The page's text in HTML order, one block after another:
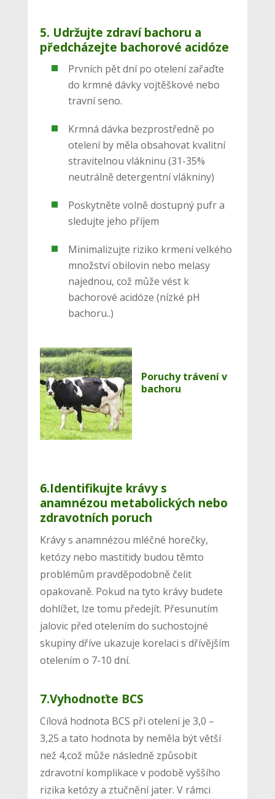
5. Udržujte zdraví bachoru a
předcházejte bachorové acidóze
Prvních pět dní po otelení zařaďte
do krmné dávky vojtěškové nebo
travní seno.
Krmná dávka bezprostředně po
otelení by měla obsahovat kvalitní
stravitelnou vlákninu (31-35%
neutrálně detergentní vlákniny)
Poskytněte volně dostupný pufr a
sledujte jeho příjem
Minimalizujte riziko krmení velkého
množství obilovin nebo melasy
najednou, což může vést k
bachorové acidóze (nízké pH
bachoru..)
Poruchy trávení v
bachoru
6.Identifikujte krávy s
anamnézou metabolických nebo
zdravotních poruch
Krávy s anamnézou mléčné horečky,
ketózy nebo mastitidy budou těmto
problémům pravděpodobně čelit
opakovaně. Pokud na tyto krávy budete
dohlížet, lze tomu předejít. Přesunutím
jalovic před otelením do suchostojné
skupiny dříve ukazuje korelaci s dřívějším
otelením o 7-10 dní.
7.Vyhodnoťte BCS
Cílová hodnota BCS při otelení je 3,0 –
3,25 a tato hodnota by neměla být větší
než 4,což může následně způsobit
zdravotní komplikace v podobě vyššího
rizika ketózy a ztučnění jater. V rámci